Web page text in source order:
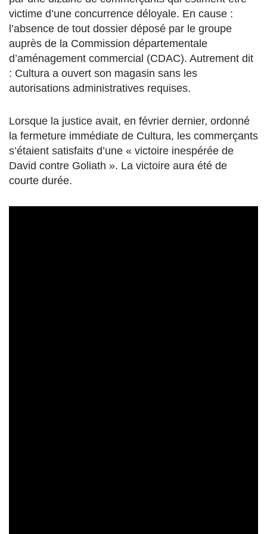
victime d’une concurrence déloyale. En cause :
l’absence de tout dossier déposé par le groupe
auprès de la Commission départementale
d’aménagement commercial (CDAC). Autrement dit
: Cultura a ouvert son magasin sans les
autorisations administratives requises.
Lorsque la justice avait, en février dernier, ordonné
la fermeture immédiate de Cultura, les commerçants
s’étaient satisfaits d’une « victoire inespérée de
David contre Goliath ». La victoire aura été de
courte durée.